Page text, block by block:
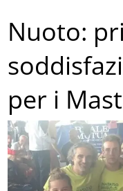
Nuoto:
per i